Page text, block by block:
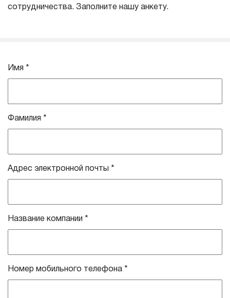
сотрудничества. Заполните нашу анкету.
Имя *
Фамилия *
Адрес электронной почты *
Название компании *
Номер мобильного телефона *